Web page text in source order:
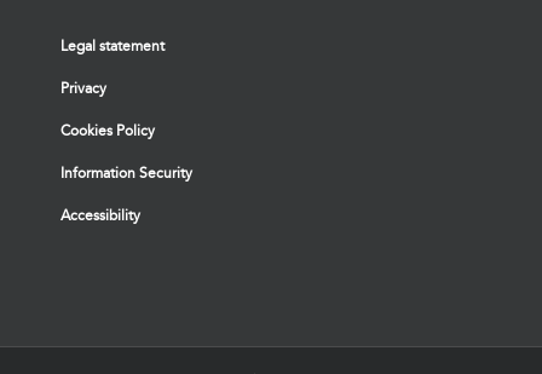
Legal statement
Privacy
Cookies Policy
Information Security
Accessibility